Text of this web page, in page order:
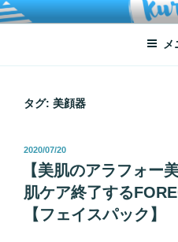
コ
ン
ン
ATSUKO
written by Atsuko Kurusu
メ
タグ: 美顔器
投
日:
2020/07/20
【美肌のアラフォー
肌ケア終了する
【フェイスパック】